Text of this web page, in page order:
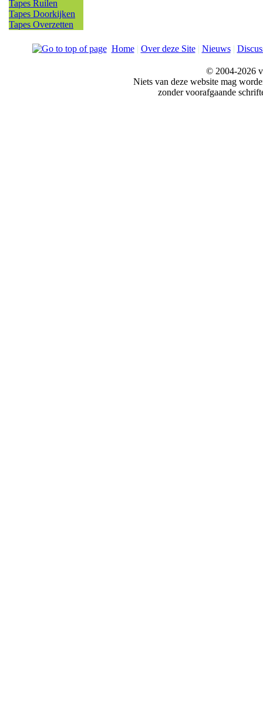
Tapes Ruilen
Tapes Doorkijken
Tapes Overzetten
Home| Over deze Site| Nieuws|
© 2004-2026
Niets van deze website mag
zonder voorafgaande